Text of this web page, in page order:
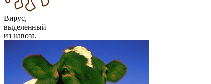
Вирус,
выделенный
из навоза.